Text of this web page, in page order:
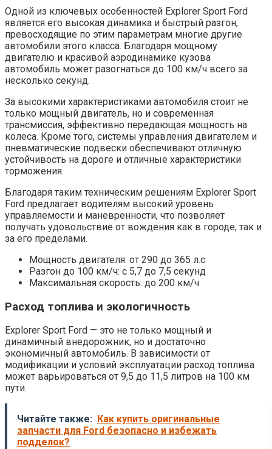
Одной из ключевых особенностей Explorer Sport Ford
является его высокая динамика и быстрый разгон,
превосходящие по этим параметрам многие другие
автомобили этого класса. Благодаря мощному
двигателю и красивой аэродинамике кузова
автомобиль может разогнаться до 100 км/ч всего за
несколько секунд.
За высокими характеристиками автомобиля стоит не
только мощный двигатель, но и современная
трансмиссия, эффективно передающая мощность на
колеса. Кроме того, системы управления двигателем и
пневматические подвески обеспечивают отличную
устойчивость на дороге и отличные характеристики
торможения.
Благодаря таким техническим решениям Explorer Sport
Ford предлагает водителям высокий уровень
управляемости и маневренности, что позволяет
получать удовольствие от вождения как в городе, так и
за его пределами.
Мощность двигателя: от 290 до 365 л.с
Разгон до 100 км/ч: с 5,7 до 7,5 секунд
Максимальная скорость: до 200 км/ч
Расход топлива и экологичность
Explorer Sport Ford — это не только мощный и
динамичный внедорожник, но и достаточно
экономичный автомобиль. В зависимости от
модификации и условий эксплуатации расход топлива
может варьироваться от 9,5 до 11,5 литров на 100 км
пути.
Читайте также: Как купить оригинальные
запчасти для Ford безопасно и избежать
подделок?